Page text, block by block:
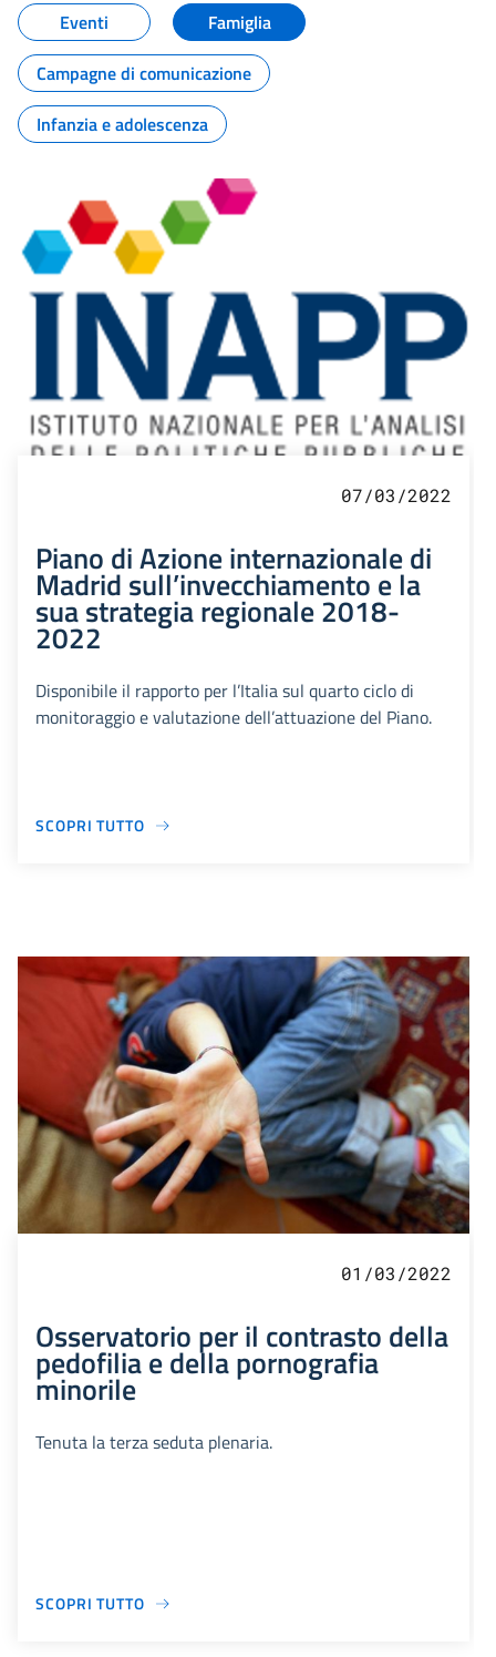
Eventi
Famiglia
Campagne di comunicazione
Infanzia e adolescenza
07/03/2022
Piano di Azione internazionale di
Madrid sull’invecchiamento e la
sua strategia regionale 2018-
2022
Disponibile il rapporto per l’Italia sul quarto ciclo di
monitoraggio e valutazione dell’attuazione del Piano.
SCOPRI TUTTO
01/03/2022
Osservatorio per il contrasto della
pedofilia e della pornografia
minorile
Tenuta la terza seduta plenaria.
SCOPRI TUTTO